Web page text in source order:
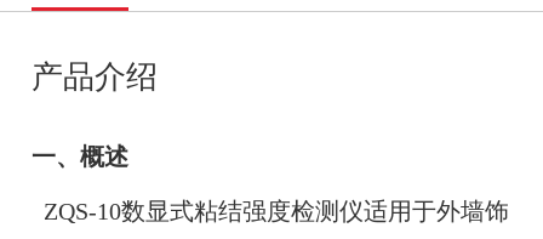
产品介绍
一、概述
ZQS-10数显式粘结强度检测仪适用于外墙饰